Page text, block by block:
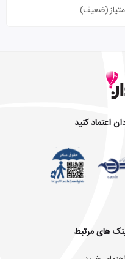
(ضعیف)
اعتماد کنید
های مرتبط